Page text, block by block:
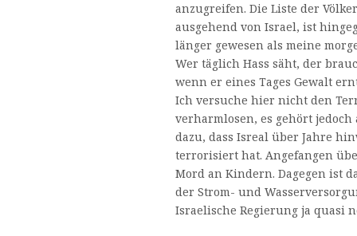
anzugreifen. Die Liste der
ausgehend von Israel, ist
länger gewesen als meine
Wer täglich Hass säht, der
wenn er eines Tages Gewalt
Ich versuche hier nicht den
verharmlosen, es gehört
dazu, dass Isreal über Jahre
terrorisiert hat. Angefangen
Mord an Kindern. Dagegen ist
der Strom- und
Israelische Regierung ja quasi